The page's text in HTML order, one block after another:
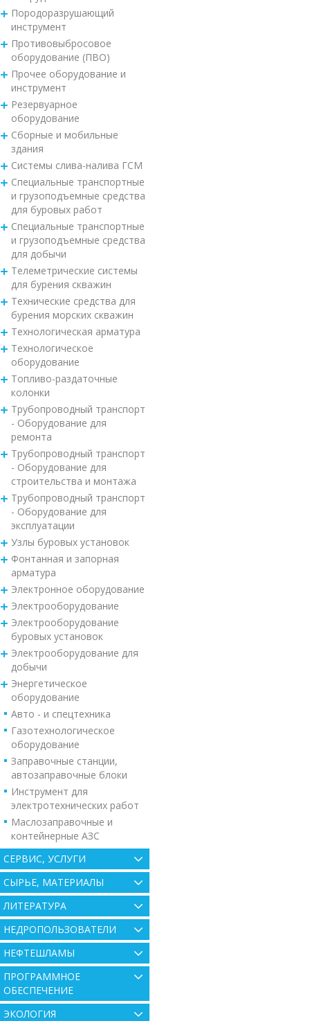
Породоразрушающий
инструмент
Противовыбросовое
оборудование (ПВО)
Прочее оборудование и
инструмент
Резервуарное
оборудование
Сборные и мобильные
здания
Системы слива-налива ГСМ
Специальные транспортные
и грузоподъемные средства
для буровых работ
Специальные транспортные
и грузоподъемные средства
для добычи
Телеметрические системы
для бурения скважин
Технические средства для
бурения морских скважин
Технологическая арматура
Технологическое
оборудование
Топливо-раздаточные
колонки
Трубопроводный транспорт
- Оборудование для
ремонта
Трубопроводный транспорт
- Оборудование для
строительства и монтажа
Трубопроводный транспорт
- Оборудование для
эксплуатации
Узлы буровых установок
Фонтанная и запорная
арматура
Электронное оборудование
Электрооборудование
Электрооборудование
буровых установок
Электрооборудование для
добычи
Энергетическое
оборудование
Авто - и спецтехника
Газотехнологическое
оборудование
Заправочные станции,
автозаправочные блоки
Инструмент для
электротехнических работ
Маслозаправочные и
контейнерные АЗС
СЕРВИС, УСЛУГИ
СЫРЬЕ, МАТЕРИАЛЫ
ЛИТЕРАТУРА
НЕДРОПОЛЬЗОВАТЕЛИ
НЕФТЕШЛАМЫ
ПРОГРАММНОЕ
ОБЕСПЕЧЕНИЕ
ЭКОЛОГИЯ